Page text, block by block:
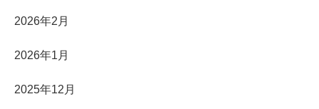
2026年2月
2026年1月
2025年12月